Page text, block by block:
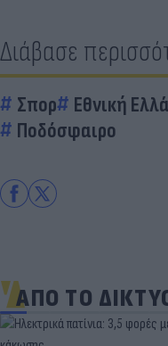
Διάβασε
Σπορ Εθνική
Ποδόσφαιρο
ΑΠΟ ΤΟ